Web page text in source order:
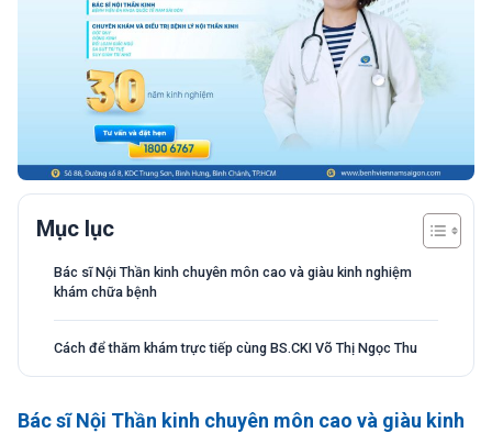
Mục lục
Bác sĩ Nội Thần kinh chuyên môn cao và giàu kinh nghiệm
khám chữa bệnh
Cách để thăm khám trực tiếp cùng BS.CKI Võ Thị Ngọc Thu
Bác sĩ Nội Thần kinh chuyên môn cao và giàu kinh